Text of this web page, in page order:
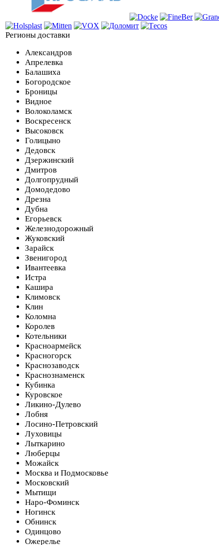
Регионы доставки
Александров
Апрелевка
Балашиха
Богородское
Броницы
Видное
Волоколамск
Воскресенск
Высоковск
Голицыно
Дедовск
Дзержинский
Дмитров
Долгопрудный
Домодедово
Дрезна
Дубна
Егорьевск
Железнодорожный
Жуковский
Зарайск
Звенигород
Ивантеевка
Истра
Кашира
Климовск
Клин
Коломна
Королев
Котельники
Красноармейск
Красногорск
Краснозаводск
Краснознаменск
Кубинка
Куровское
Ликино-Дулево
Лобня
Лосино-Петровский
Луховицы
Лыткарино
Люберцы
Можайск
Москва и Подмосковье
Московский
Мытищи
Наро-Фоминск
Ногинск
Обнинск
Одинцово
Ожерелье